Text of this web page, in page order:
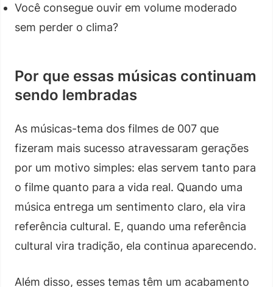
Você consegue ouvir em volume moderado
sem perder o clima?
Por que essas músicas continuam
sendo lembradas
As músicas-tema dos filmes de 007 que
fizeram mais sucesso atravessaram gerações
por um motivo simples: elas servem tanto para
o filme quanto para a vida real. Quando uma
música entrega um sentimento claro, ela vira
referência cultural. E, quando uma referência
cultural vira tradição, ela continua aparecendo.
Além disso, esses temas têm um acabamento